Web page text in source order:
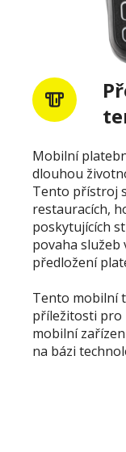
Mobilní
dlouhou
Tento přístroj
restauracích,
poskytujících
povaha
předložení
Tento mobilní
příležitosti pro
mobilní
na bázi